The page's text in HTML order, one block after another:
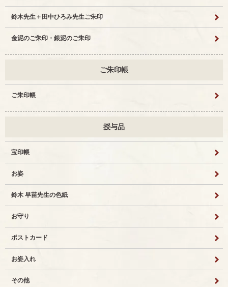
鈴木先生＋田中ひろみ先生ご朱印
金泥のご朱印・銀泥のご朱印
ご朱印帳
ご朱印帳
授与品
宝印帳
お姿
鈴木 早苗先生の色紙
お守り
ポストカード
お姿入れ
その他